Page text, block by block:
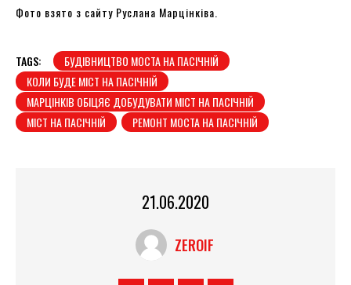
Фото взято з сайту Руслана Марцінківа.
TAGS:
БУДІВНИЦТВО МОСТА НА ПАСІЧНІЙ
КОЛИ БУДЕ МІСТ НА ПАСІЧНІЙ
МАРЦІНКІВ ОБІЦЯЄ ДОБУДУВАТИ МІСТ НА ПАСІЧНІЙ
МІСТ НА ПАСІЧНІЙ
РЕМОНТ МОСТА НА ПАСІЧНІЙ
21.06.2020
ZEROIF